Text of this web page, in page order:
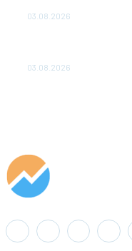
03.08.2026
03.08.2026